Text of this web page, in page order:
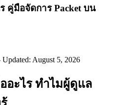
คู่มือจัดการ Packet บน
Updated: August 5, 2026
อะไร ทำไมผู้ดูแล